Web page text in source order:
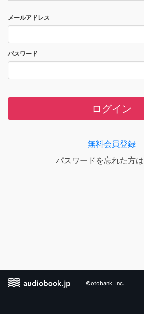
メールアドレス
パスワード
ログイン
無料会員登録
パスワードを忘れた方は
©otobank, Inc.